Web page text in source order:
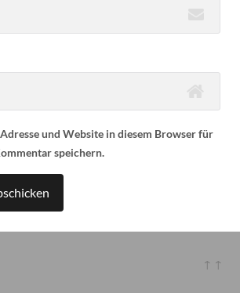
und Website in diesem Browser für
speichern.
↑ ↑